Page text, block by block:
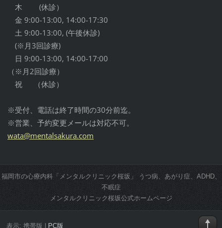
木 (休診）
金 9:00-13:00, 14:00-17:30
土 9:00-13:00, (午後休診)
(※月3回診療)
日 9:00-13:00, 14:00-17:00
（※月2回診療）
祝 （休診）
※受付、電話は終了時間の30分前迄。
※営業、予約変更メールは対応不可。
wata@mentalsakura.com
福岡市の心療内科「メンタルクリニック桜坂」 うつ病、あがり症、ADHD、
不眠症
メンタルクリニック桜坂公式ホームページ
表示: 携帯版 PC版